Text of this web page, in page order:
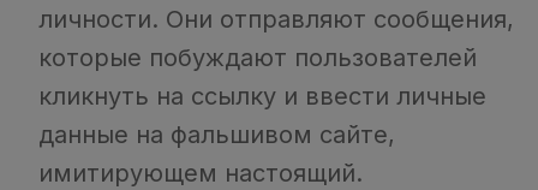
личности. Они отправляют сообщения,
которые побуждают пользователей
кликнуть на ссылку и ввести личные
данные на фальшивом сайте,
имитирующем настоящий.